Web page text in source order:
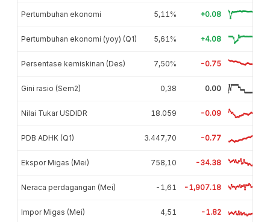
Pertumbuhan ekonomi 5,11% +0.08
Pertumbuhan ekonomi (yoy) (Q1) 5,61% +4.08
Persentase kemiskinan (Des) 7,50% -0.75
Gini rasio (Sem2) 0,38 0.00
Nilai Tukar USDIDR 18.059 -0.09
PDB ADHK (Q1) 3.447,70 -0.77
Ekspor Migas (Mei) 758,10 -34.38
Neraca perdagangan (Mei) -1,61 -1,907.18
Impor Migas (Mei) 4,51 -1.82